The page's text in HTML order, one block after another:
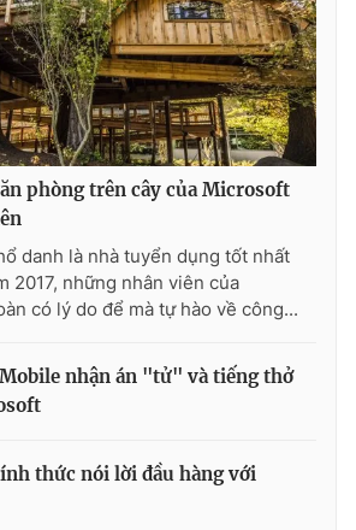
phòng trên cây của Microsoft
danh là nhà tuyển dụng tốt nhất
2017, những nhân viên của
có lý do để mà tự hào về công...
nhận án "tử" và tiếng thở
thức nói lời đầu hàng với